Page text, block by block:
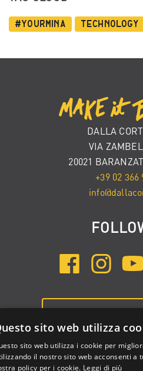
#YourMina Technology
DALLA
VIA
20021
+39 02 366
sito web utilizza
sito web utilizza i cookie per
il nostro sito web acconsenti a
policy per i cookie. Leggi di più